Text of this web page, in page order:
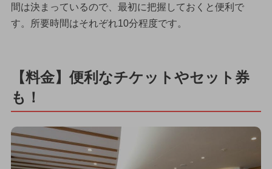
間は決まっているので、最初に把握しておくと便利で
す。所要時間はそれぞれ10分程度です。
【料金】便利なチケットやセット券
も！